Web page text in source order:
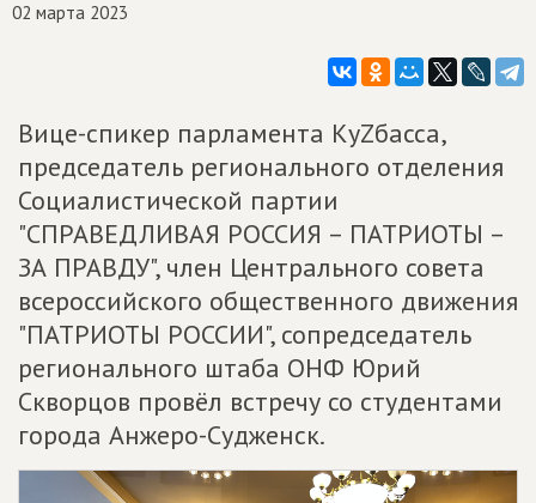
02 марта 2023
Вице-спикер парламента КуZбасса,
председатель регионального отделения
Социалистической партии
"СПРАВЕДЛИВАЯ РОССИЯ – ПАТРИОТЫ –
ЗА ПРАВДУ", член Центрального совета
всероссийского общественного движения
"ПАТРИОТЫ РОССИИ", сопредседатель
регионального штаба ОНФ Юрий
Скворцов провёл встречу со студентами
города Анжеро-Судженск.